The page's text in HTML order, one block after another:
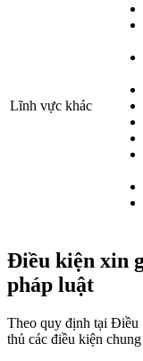
Lĩnh vực khác
Điều kiện xin
pháp luật
Theo quy định tại Điều
thủ các điều kiện